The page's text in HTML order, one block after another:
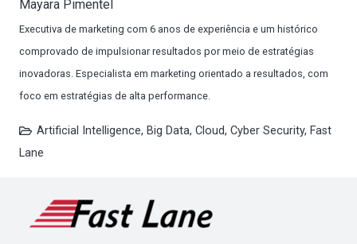
Mayara Pimentel
Executiva de marketing com 6 anos de experiência e um histórico
comprovado de impulsionar resultados por meio de estratégias
inovadoras. Especialista em marketing orientado a resultados, com
foco em estratégias de alta performance.
Artificial Intelligence, Big Data, Cloud, Cyber Security, Fast
Lane